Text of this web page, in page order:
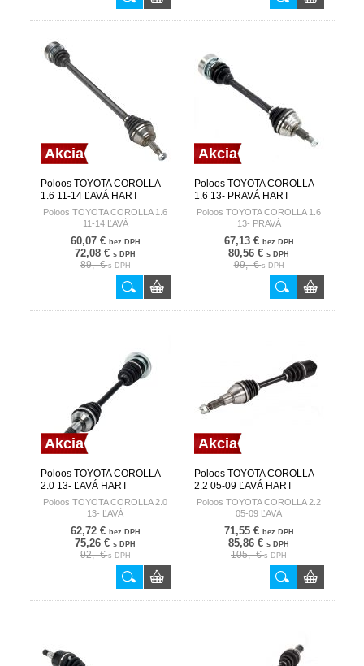
Akcia
Poloos TOYOTA COROLLA
1.6 11-14 ĽAVÁ HART
Poloos TOYOTA COROLLA 1.6
11-14 ĽAVÁ
60,07 € bez DPH
72,08 € s DPH
89,- €s DPH
Akcia
Poloos TOYOTA COROLLA
1.6 13- PRAVÁ HART
Poloos TOYOTA COROLLA 1.6
13- PRAVÁ
67,13 € bez DPH
80,56 € s DPH
99,- €s DPH
Akcia
Poloos TOYOTA COROLLA
2.0 13- ĽAVÁ HART
Poloos TOYOTA COROLLA 2.0
13- ĽAVÁ
62,72 € bez DPH
75,26 € s DPH
92,- €s DPH
Akcia
Poloos TOYOTA COROLLA
2.2 05-09 ĽAVÁ HART
Poloos TOYOTA COROLLA 2.2
05-09 ĽAVÁ
71,55 € bez DPH
85,86 € s DPH
105,- €s DPH